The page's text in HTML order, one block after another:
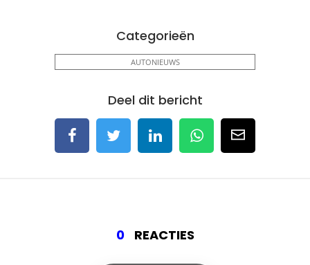
Categorieën
AUTONIEUWS
Deel dit bericht
0 REACTIES